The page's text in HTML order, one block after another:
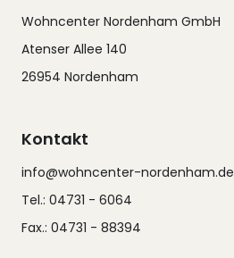
Wohncenter Nordenham GmbH
Atenser Allee 140
26954 Nordenham
Kontakt
info@wohncenter-nordenham.de
Tel.: 04731 - 6064
Fax.: 04731 - 88394